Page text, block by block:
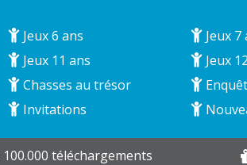
Jeux 6 ans Jeux 7
Jeux 11 ans Jeux
Chasses au trésor
Invitations
téléchargements